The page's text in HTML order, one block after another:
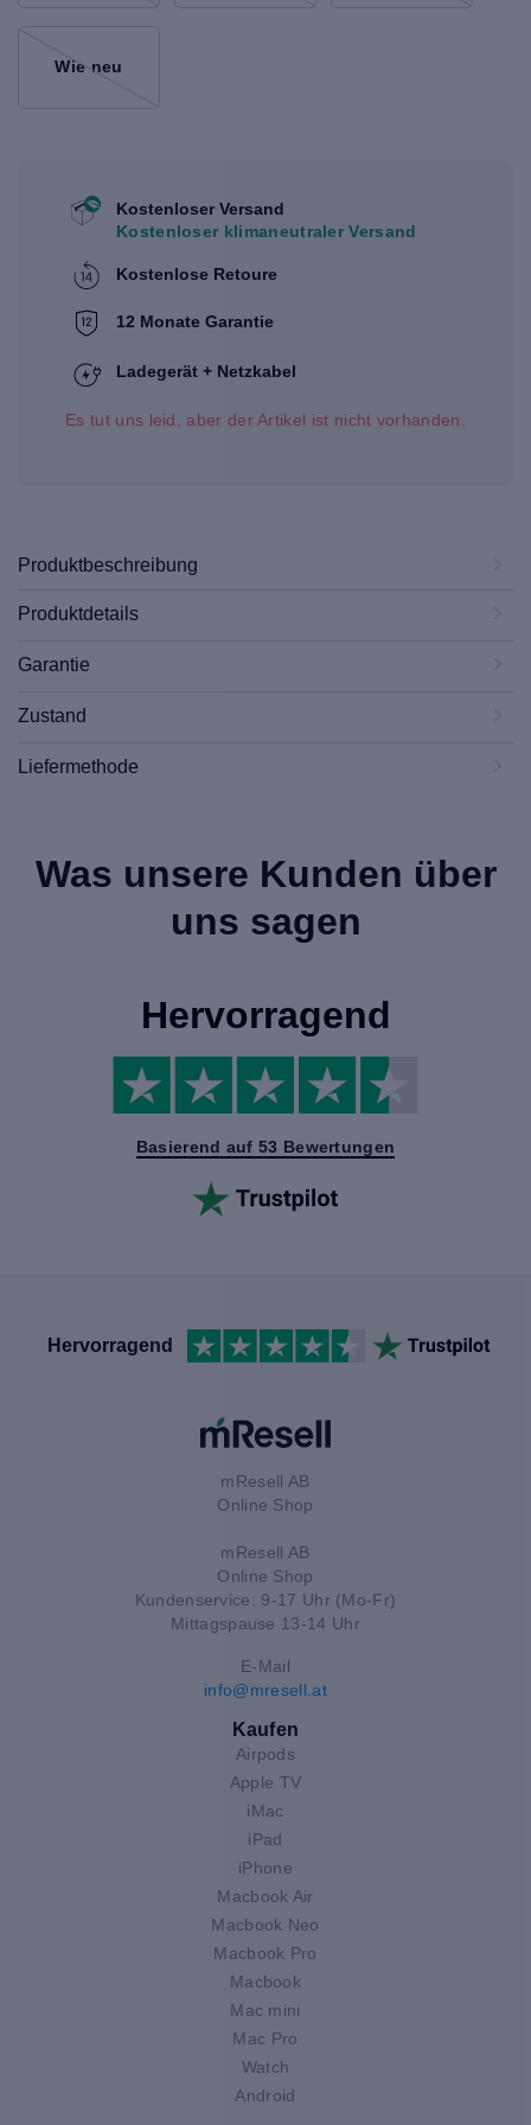
Wie neu
Kostenloser Versand
Kostenloser klimaneutraler Versand
Kostenlose Retoure
12 Monate Garantie
Ladegerät + Netzkabel
Es tut uns leid, aber der Artikel ist nicht vorhanden.
Produktbeschreibung
Produktdetails
Garantie
Zustand
Liefermethode
Was unsere Kunden über
uns sagen
Hervorragend
Basierend auf 53 Bewertungen
Hervorragend
mResell AB
Online Shop
mResell AB
Online Shop
Kundenservice: 9-17 Uhr (Mo-Fr)
Mittagspause 13-14 Uhr
E-Mail
info@mresell.at
Kaufen
Airpods
Apple TV
iMac
iPad
iPhone
Macbook Air
Macbook Neo
Macbook Pro
Macbook
Mac mini
Mac Pro
Watch
Android